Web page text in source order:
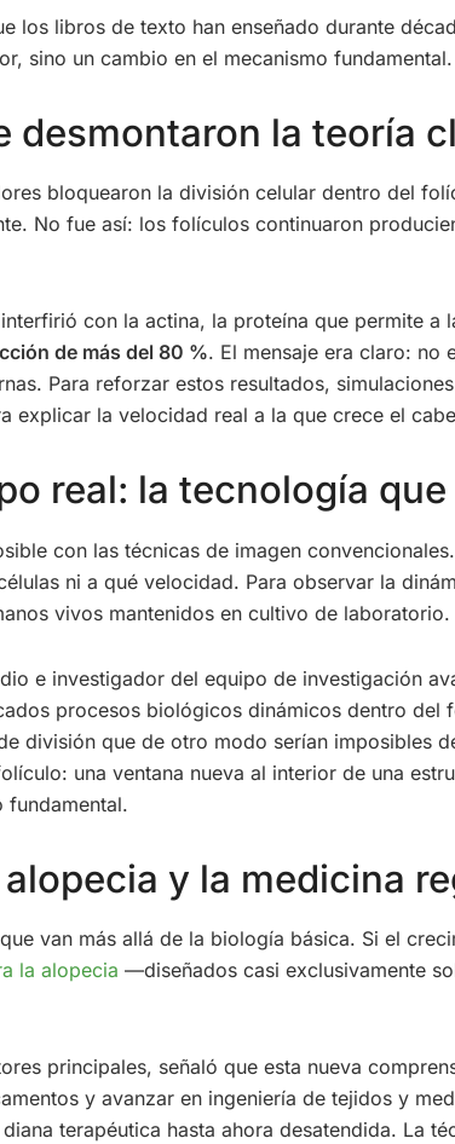
los libros de texto han enseñado durante
sino un cambio en el mecanismo fundamental.
desmontaron la teoría
bloquearon la división celular dentro del
No fue así: los folículos continuaron
con la actina, la proteína que permite a
de más del 80 %. El mensaje era claro: no
Para reforzar estos resultados,
explicar la velocidad real a la que crece el
real: la tecnología
con las técnicas de imagen
ni a qué velocidad. Para observar la
vivos mantenidos en cultivo de laboratorio.
e investigador del equipo de investigación
procesos biológicos dinámicos dentro
división que de otro modo serían imposibles
una ventana nueva al interior de una
fundamental.
y la medicina
van más allá de la biología básica. Si el
la alopecia —diseñados casi exclusivamente
principales, señaló que esta nueva
y avanzar en ingeniería de tejidos y
terapéutica hasta ahora desatendida. La